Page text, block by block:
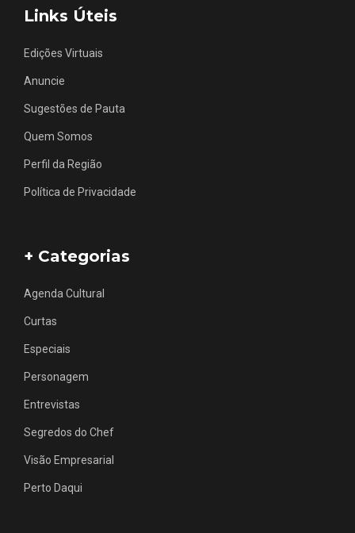
Links Úteis
Edições Virtuais
Anuncie
Sugestões de Pauta
Quem Somos
Perfil da Região
Política de Privacidade
+ Categorias
Agenda Cultural
Curtas
Especiais
Personagem
Entrevistas
Segredos do Chef
Visão Empresarial
Perto Daqui